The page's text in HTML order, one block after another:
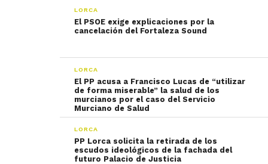
LORCA
El PSOE exige explicaciones por la
cancelación del Fortaleza Sound
LORCA
El PP acusa a Francisco Lucas de “utilizar
de forma miserable” la salud de los
murcianos por el caso del Servicio
Murciano de Salud
LORCA
PP Lorca solicita la retirada de los
escudos ideológicos de la fachada del
futuro Palacio de Justicia